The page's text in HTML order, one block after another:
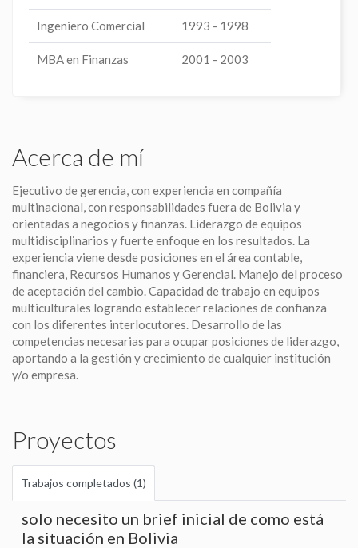
Acerca de mí
Ejecutivo de gerencia, con experiencia en compañía
multinacional, con responsabilidades fuera de Bolivia y
orientadas a negocios y finanzas. Liderazgo de equipos
multidisciplinarios y fuerte enfoque en los resultados. La
experiencia viene desde posiciones en el área contable,
financiera, Recursos Humanos y Gerencial. Manejo del proceso
de aceptación del cambio. Capacidad de trabajo en equipos
multiculturales logrando establecer relaciones de confianza
con los diferentes interlocutores. Desarrollo de las
competencias necesarias para ocupar posiciones de liderazgo,
aportando a la gestión y crecimiento de cualquier institución
y/o empresa.
Proyectos
Trabajos completados (1)
solo necesito un brief inicial de como está
la situación en Bolivia
Ingeniero Comercial 1993 - 1998
MBA en Finanzas 2001 - 2003